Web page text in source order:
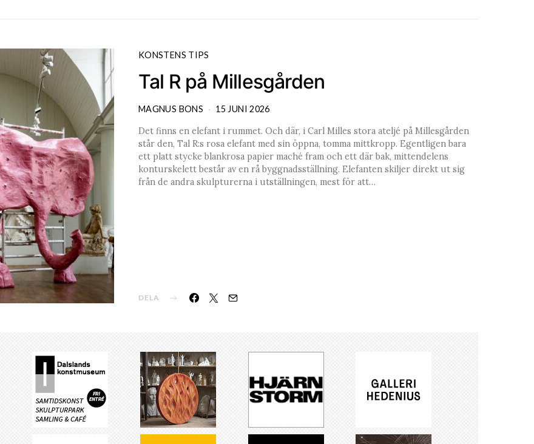
KONSTENS TIPS
Tal R på Millesgården
MAGNUS BONS 15 JUNI 2026
Det finns en elefant i rummet. Och där, i Carl Milles stora ateljé på Millesgården
står den, Tal R:s rosa elefant med sin öppna, tomma mittkropp. Egentligen bara
ett platt stycke blankrosa papier maché fram och ett där bak, mittendelens
konturskelett består av en rå byggnadsställning. Elefanten skiljer direkt ut sig
från de andra skulpturerna i utställningen, mest för att…
DELA